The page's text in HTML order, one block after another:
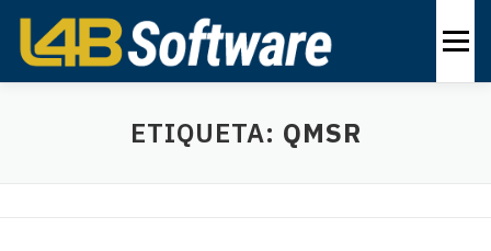
contenido
Menú
PRODUCTOS INDUSTRIAS SOLUCIONES
ETIQUETA: QMSR